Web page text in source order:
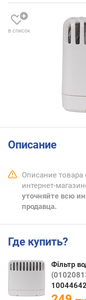
в список
Описание
Описание
интернет-
уточняйте всю
продавца.
Где купить?
Фільтр